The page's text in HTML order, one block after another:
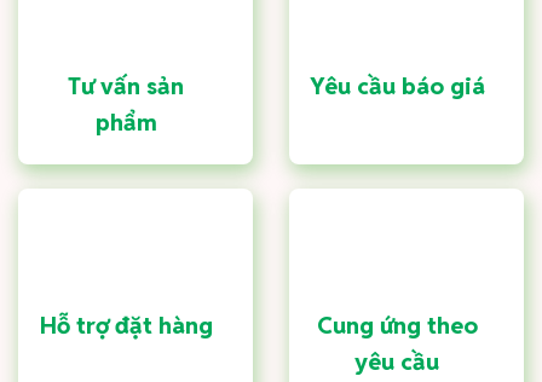
Tư vấn sản
phẩm
Yêu cầu báo giá
Hỗ trợ đặt hàng
Cung ứng theo
yêu cầu